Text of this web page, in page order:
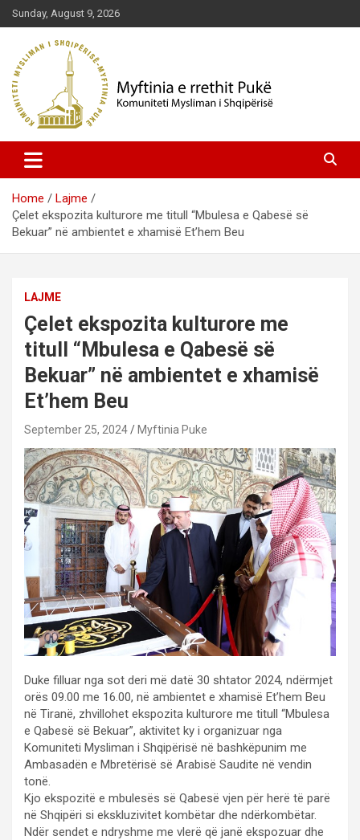
Skip
to
content
Sunday, August 9, 2026
Myftinia Pukë | Faqja Zyrtare
Home
Lajme
Çelet ekspozita kulturore me titull “Mbulesa e Qabesë së
Bekuar” në ambientet e xhamisë Et’hem Beu
LAJME
Çelet ekspozita kulturore me
titull “Mbulesa e Qabesë së
Bekuar” në ambientet e xhamisë
Et’hem Beu
September 25, 2024 Myftinia Puke
Duke filluar nga sot deri më datë 30 shtator 2024, ndërmjet
orës 09.00 me 16.00, në ambientet e xhamisë Et’hem Beu
në Tiranë, zhvillohet ekspozita kulturore me titull “Mbulesa
e Qabesë së Bekuar”, aktivitet ky i organizuar nga
Komuniteti Mysliman i Shqipërisë në bashkëpunim me
Ambasadën e Mbretërisë së Arabisë Saudite në vendin
tonë.
Kjo ekspozitë e mbulesës së Qabesë vjen për herë të parë
në Shqipëri si ekskluzivitet kombëtar dhe ndërkombëtar.
Ndër sendet e ndryshme me vlerë që janë ekspozuar dhe